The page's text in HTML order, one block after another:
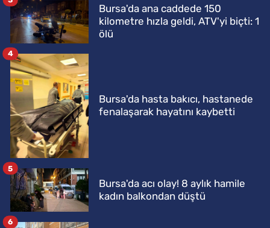
Bursa'da ana caddede 150
kilometre hızla geldi, ATV'yi biçti: 1
ölü
Bursa'da hasta bakıcı, hastanede
fenalaşarak hayatını kaybetti
4
Bursa'da acı olay! 8 aylık hamile
kadın balkondan düştü
5
6